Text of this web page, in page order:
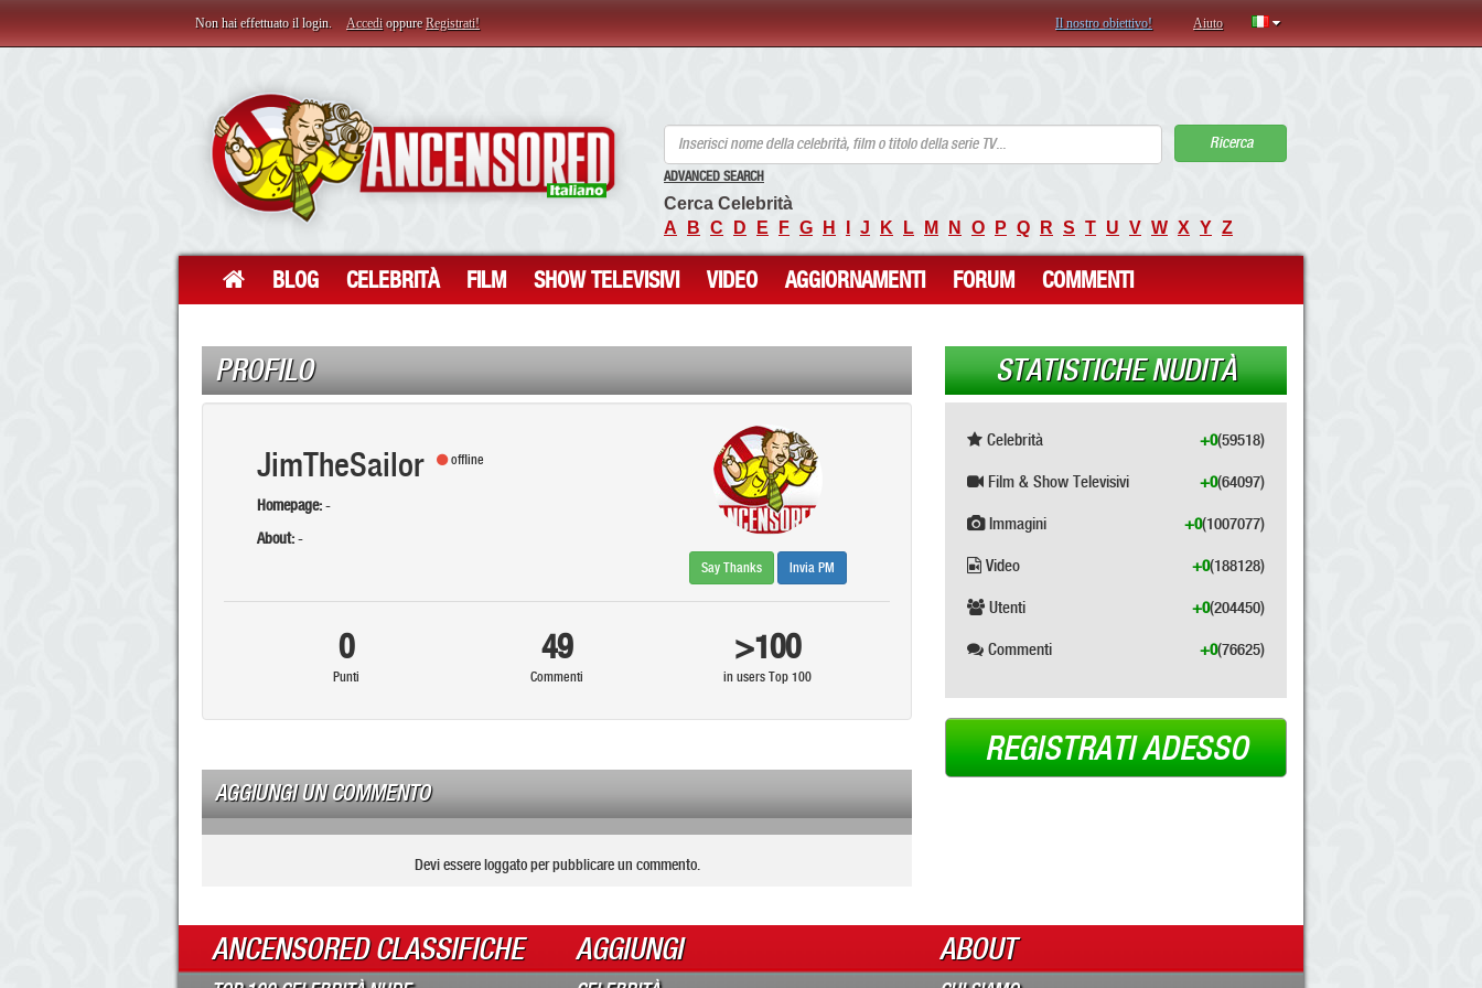
Non hai effettuato il login. Accedi oppureRegistrati! Il nostro obiettivo! Aiuto
Ricerca
ADVANCED SEARCH
Cerca Celebrità
A
B C D E F G H J K L M N O P Q R S T U V W X Y Z
BLOG CELEBRITÀ FILM SHOW TELEVISIVI VIDEO AGGIORNAMENTI FORUM COMMENTI
PROFILO
JimTheSailor offline
Homepage:-
About:-
Say Thanks Invia PM
0
Punti
49
Commenti
>100
in users Top 100
AGGIUNGI UN COMMENTO
Devi essere loggato per pubblicare un commento.
STATISTICHE NUDITÀ
Celebrità (59518)
+0
Film & Show Televisivi (64097)
+0
Immagini (1007077)
+0
Video (188128)
+0
Utenti (204450)
+0
Commenti (76625)
+0
REGISTRATI ADESSO
ANCENSORED CLASSIFICHE AGGIUNGI ABOUT